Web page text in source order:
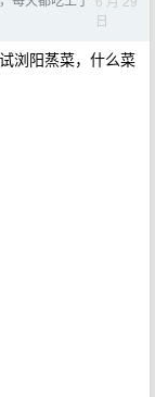
日
浏阳蒸菜，什么菜